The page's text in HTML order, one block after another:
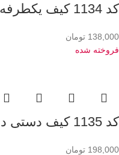
کد 1134 کیف یکطرفه زنانه جلو حلقه
138,000 تومان
فروخته شده
کد 1135 کیف دستی دوشی زنانه آویز منگوله دار
198,000 تومان